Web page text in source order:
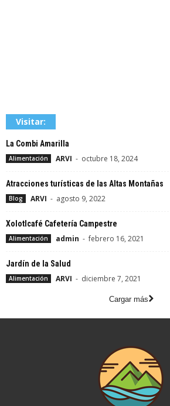
Visitar:
La Combi Amarilla
Alimentación ARVI - octubre 18, 2024
Atracciones turísticas de las Altas Montañas
Blog ARVI - agosto 9, 2022
Xolotlcafé Cafetería Campestre
Alimentación admin - febrero 16, 2021
Jardín de la Salud
Alimentación ARVI - diciembre 7, 2021
Cargar más